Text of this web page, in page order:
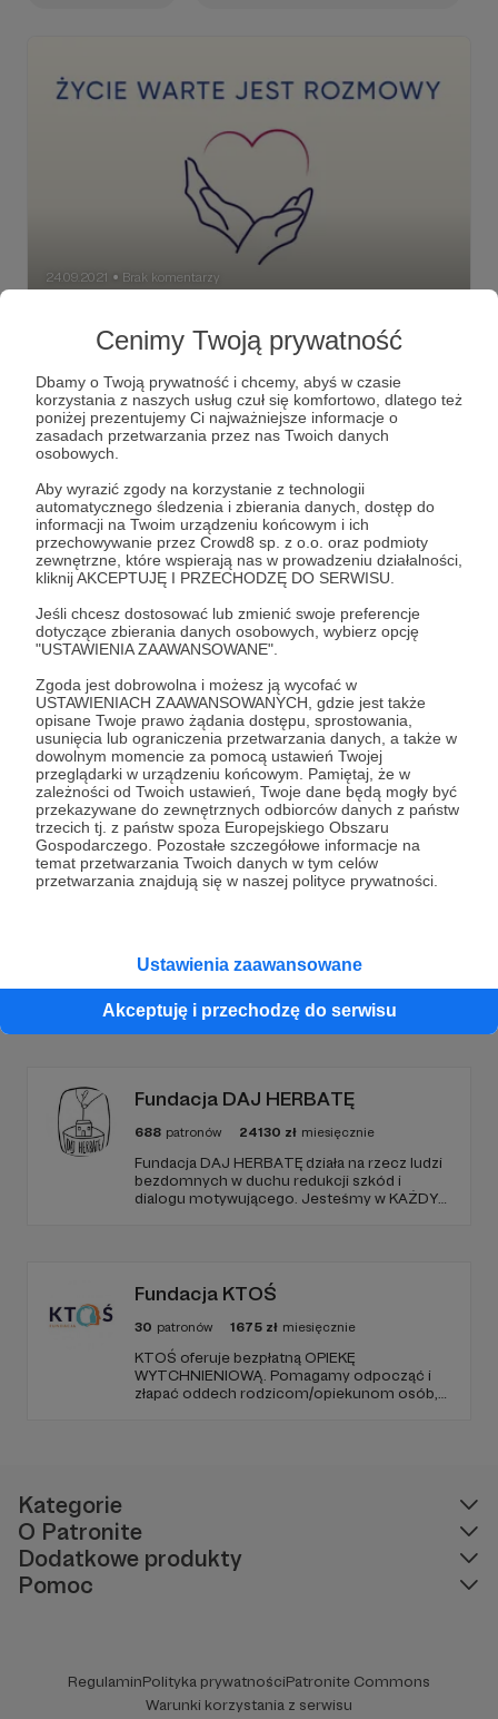
Cenimy Twoją prywatność
Dbamy o Twoją prywatność i chcemy, abyś w czasie
korzystania z naszych usług czuł się komfortowo, dlatego też
poniżej prezentujemy Ci najważniejsze informacje o
zasadach przetwarzania przez nas Twoich danych
osobowych.
Aby wyrazić zgody na korzystanie z technologii
automatycznego śledzenia i zbierania danych, dostęp do
informacji na Twoim urządzeniu końcowym i ich
przechowywanie przez Crowd8 sp. z o.o. oraz podmioty
zewnętrzne, które wspierają nas w prowadzeniu działalności,
kliknij AKCEPTUJĘ I PRZECHODZĘ DO SERWISU.
Jeśli chcesz dostosować lub zmienić swoje preferencje
dotyczące zbierania danych osobowych, wybierz opcję
"USTAWIENIA ZAAWANSOWANE".
Zgoda jest dobrowolna i możesz ją wycofać w
USTAWIENIACH ZAAWANSOWANYCH, gdzie jest także
opisane Twoje prawo żądania dostępu, sprostowania,
usunięcia lub ograniczenia przetwarzania danych, a także w
dowolnym momencie za pomocą ustawień Twojej
przeglądarki w urządzeniu końcowym. Pamiętaj, że w
zależności od Twoich ustawień, Twoje dane będą mogły być
przekazywane do zewnętrznych odbiorców danych z państw
trzecich tj. z państw spoza Europejskiego Obszaru
Gospodarczego. Pozostałe szczegółowe informacje na
temat przetwarzania Twoich danych w tym celów
przetwarzania znajdują się w naszej polityce prywatności.
Ustawienia zaawansowane
Akceptuję i przechodzę do serwisu
24.09.2021 ● Brak komentarzy
Zapobieganie samobójstwom jest
możliwe!
Nie jesteś sam, nie jesteś sama! ❤ Każdy z nas może
udzielić pierwszej psychicznej pomocy ❤
pomoc edukacja samobójstwo +4
Dołącz do grona Patronów!
Wesprzyj działalność Autorażycie warte jest
rozmowyjuż teraz!
Zostań Patronem
Promowani autorzy
Fundacja DAJ HERBATĘ
688 patronów 24130 zł miesięcznie
Fundacja DAJ HERBATĘ działa na rzecz ludzi
bezdomnych w duchu redukcji szkód i
dialogu motywującego. Jesteśmy w KAŻDY
Fundacja KTOŚ
30 patronów 1675 zł miesięcznie
KTOŚ oferuje bezpłatną OPIEKĘ
WYTCHNIENIOWĄ. Pomagamy odpocząć i
złapać oddech rodzicom/opiekunom osób,
Kategorie
O Patronite
Dodatkowe produkty
Pomoc
RegulaminPolityka prywatnościPatronite Commons
Warunki korzystania z serwisu